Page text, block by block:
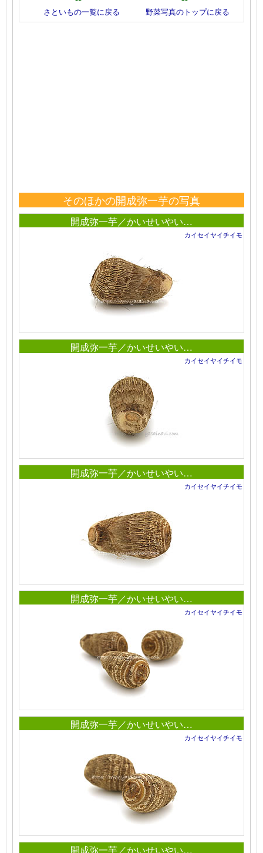
さといもの一覧に戻る 野菜写真のトップに戻る
そのほかの開成弥一芋の写真
開成弥一芋／かいせいやい…
カイセイヤイチイモ
開成弥一芋／かいせいやい…
カイセイヤイチイモ
開成弥一芋／かいせいやい…
カイセイヤイチイモ
開成弥一芋／かいせいやい…
カイセイヤイチイモ
開成弥一芋／かいせいやい…
カイセイヤイチイモ
開成弥一芋／かいせいやい…